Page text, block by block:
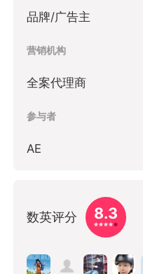
品牌/广告主
营销机构
全案代理商
参与者
AE
数英评分 8.3